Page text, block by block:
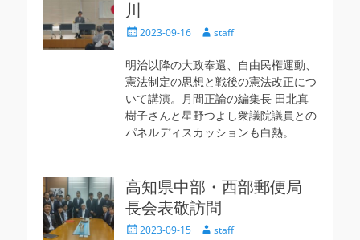
川
投
日
2023-09-16
投
者
staff
明治以降の大政奉還、自由民権運動、
憲法制定の思想と戦後の憲法改正につ
いて講演。月間正論の編集長 田北真
樹子さんと星野つよし衆議院議員との
パネルディスカッションも白熱。
高知県中部・西部郵便局
長会表敬訪問
投 2023-09-15
投 staff